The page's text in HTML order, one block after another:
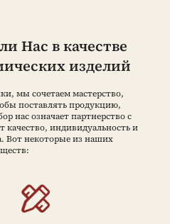
Нас в качестве
изделий
мы сочетаем мастерство,
поставлять продукцию,
нас означает партнерство с
индивидуальность и
Вот некоторые из наших